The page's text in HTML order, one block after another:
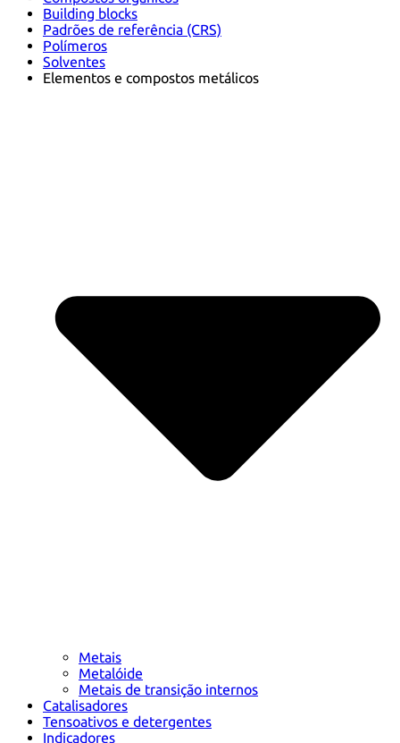
Building blocks
Padrões de referência (CRS)
Polímeros
Solventes
Elementos e compostos metálicos
Metais
Metalóide
Metais de transição internos
Catalisadores
Tensoativos e detergentes
Indicadores